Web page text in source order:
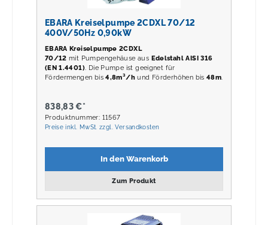
EBARA Kreiselpumpe 2CDXL 70/12
400V/50Hz 0,90kW
EBARA Kreiselpumpe 2CDXL
70/12 mit Pumpengehäuse aus Edelstahl AISI 316
(EN 1.4401). Die Pumpe ist geeignet für
Fördermengen bis4,8m³/h und Förderhöhen bis48m.
838,83 €*
Produktnummer: 11567
Preise inkl. MwSt. zzgl. Versandkosten
In den Warenkorb
Zum Produkt